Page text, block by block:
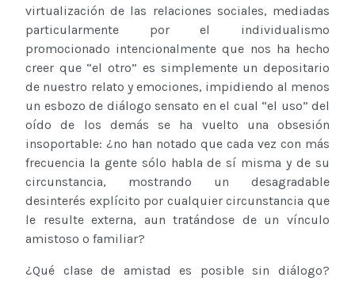
virtualización de las relaciones sociales, mediadas
particularmente por el individualismo
promocionado intencionalmente que nos ha hecho
creer que “el otro” es simplemente un depositario
de nuestro relato y emociones, impidiendo al menos
un esbozo de diálogo sensato en el cual “el uso” del
oído de los demás se ha vuelto una obsesión
insoportable: ¿no han notado que cada vez con más
frecuencia la gente sólo habla de sí misma y de su
circunstancia, mostrando un desagradable
desinterés explícito por cualquier circunstancia que
le resulte externa, aun tratándose de un vínculo
amistoso o familiar?
¿Qué clase de amistad es posible sin diálogo?